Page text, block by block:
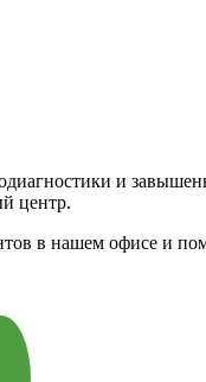
и
центр.
в нашем офисе и